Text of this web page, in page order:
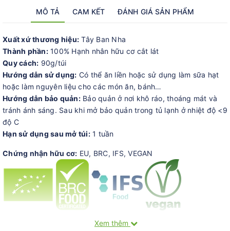
MÔ TẢ CAM KẾT ĐÁNH GIÁ SẢN PHẨM
Xuất xứ thương hiệu: Tây Ban Nha
Thành phần:100% Hạnh nhân hữu cơ cắt lát
Quy cách: 90g/túi
Hướng dẫn sử dụng: Có thể ăn liền hoặc sử dụng làm sữa hạt
hoặc làm nguyên liệu cho các món ăn, bánh…
Hướng dẫn bảo quản:Bảo quản ở nơi khô ráo, thoáng mát và
tránh ánh sáng. Sau khi mở bảo quản trong tủ lạnh ở nhiệt độ <9
độ C
Hạn sử dụng sau mở túi:1 tuần
Chứng nhận hữu cơ: EU, BRC, IFS, VEGAN
Xem thêm